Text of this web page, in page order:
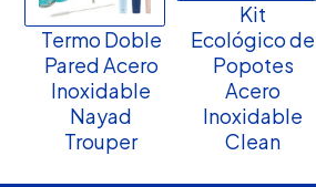
Termo Doble
Pared Acero
Inoxidable
Nayad
Trouper
Kit
Ecológico de
Popotes
Acero
Inoxidable
Clean